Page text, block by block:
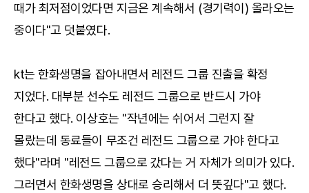
때가 최저점이었다면 지금은 계속해서 (경기력이) 올라오는
중이다"고 덧붙였다.
kt는 한화생명을 잡아내면서 레전드 그룹 진출을 확정
지었다. 대부분 선수도 레전드 그룹으로 반드시 가야
한다고 했다. 이상호는 "작년에는 쉬어서 그런지 잘
몰랐는데 동료들이 무조건 레전드 그룹으로 가야 한다고
했다"라며 "레전드 그룹으로 갔다는 거 자체가 의미가 있다.
그러면서 한화생명을 상대로 승리해서 더 뜻깊다"고 했다.